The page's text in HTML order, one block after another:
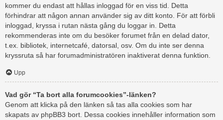
kommer du endast att hållas inloggad för en viss tid. Detta
förhindrar att någon annan använder sig av ditt konto. För att förbli
inloggad, kryssa i rutan nästa gång du loggar in. Detta
rekommenderas inte om du besöker forumet från en delad dator,
t.ex. bibliotek, internetcafé, datorsal, osv. Om du inte ser denna
kryssruta så har forumadministratören inaktiverat denna funktion.
Upp
Vad gör “Ta bort alla forumcookies”-länken?
Genom att klicka på den länken så tas alla cookies som har
skapats av phpBB3 bort. Dessa cookies innehåller information som